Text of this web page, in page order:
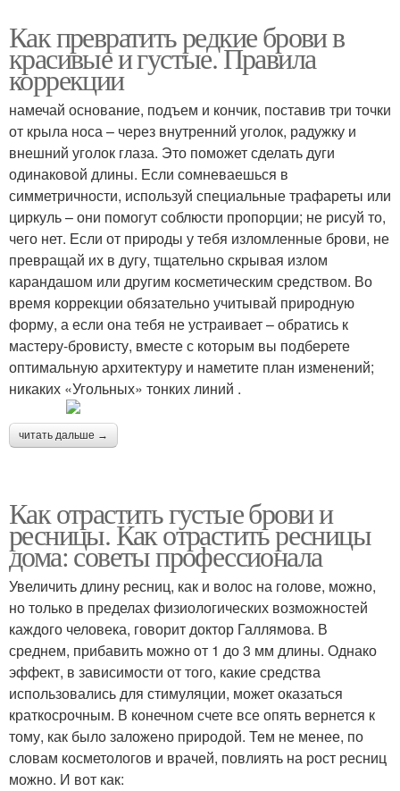
Как превратить редкие брови в
красивые и густые. Правила
коррекции
намечай основание, подъем и кончик, поставив три точки
от крыла носа – через внутренний уголок, радужку и
внешний уголок глаза. Это поможет сделать дуги
одинаковой длины. Если сомневаешься в
симметричности, используй специальные трафареты или
циркуль – они помогут соблюсти пропорции; не рисуй то,
чего нет. Если от природы у тебя изломленные брови, не
превращай их в дугу, тщательно скрывая излом
карандашом или другим косметическим средством. Во
время коррекции обязательно учитывай природную
форму, а если она тебя не устраивает – обратись к
мастеру-бровисту, вместе с которым вы подберете
оптимальную архитектуру и наметите план изменений;
никаких «Угольных» тонких линий .
читать дальше →
Как отрастить густые брови и
ресницы. Как отрастить ресницы
дома: советы профессионала
Увеличить длину ресниц, как и волос на голове, можно,
но только в пределах физиологических возможностей
каждого человека, говорит доктор Галлямова. В
среднем, прибавить можно от 1 до 3 мм длины. Однако
эффект, в зависимости от того, какие средства
использовались для стимуляции, может оказаться
краткосрочным. В конечном счете все опять вернется к
тому, как было заложено природой. Тем не менее, по
словам косметологов и врачей, повлиять на рост ресниц
можно. И вот как: